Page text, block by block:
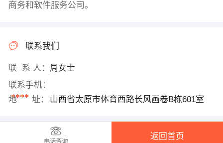
商务和软件服务公司。
联系我们
联 系 人： 周女士
联系手机：
****
地 址： 山西省太原市体育西路长风画卷B栋601室
电话咨询
返回首页